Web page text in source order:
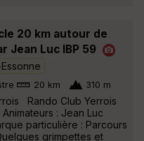
20 km autour de
Jean Luc IBP 59
20 km 310 m
Rando Club Yerrois
: Jean Luc
particulière : Parcours
grimpettes et